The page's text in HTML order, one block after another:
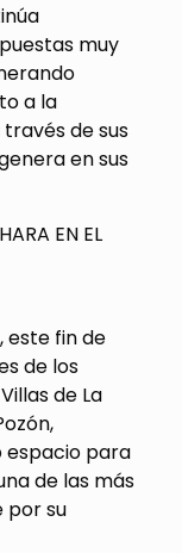
muy
a la
de sus
en sus
EN EL
este fin de
de los
de La
espacio para
de las más
por su